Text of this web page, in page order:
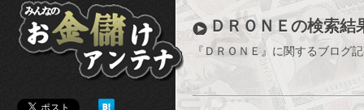
み
ん
な
ＤＲＯＮＥの検索結
『ＤＲＯＮＥ』に関するブログ